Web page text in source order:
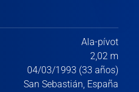
Ala-pívot
2,02 m
04/03/1993 (33 años)
San Sebastián, España